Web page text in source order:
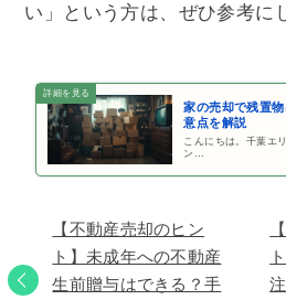
い」という方は、ぜひ参考に
家の売却で残置
意点を解説
こんにちは。千葉エ
ン…
【不動産売却のヒン
ト】未成年への不動産
生前贈与はできる？手